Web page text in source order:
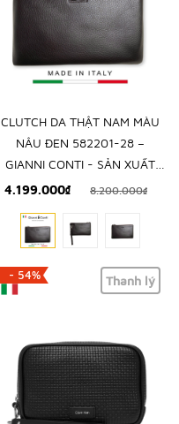
CLUTCH DA THẬT NAM MÀU
NÂU ĐEN 582201-28 –
GIANNI CONTI - SẢN XUẤT
THỦ CÔNG TẠI ITALY
4.199.000₫ 8.200.000₫
- 54% Thanh lý